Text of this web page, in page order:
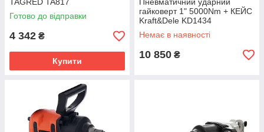
Готово до відправки
4 342 ₴
Купити
гайковерт 1" 5000Nm + КЕЙС
Kraft&Dele KD1434
Немає в наявності
10 850 ₴